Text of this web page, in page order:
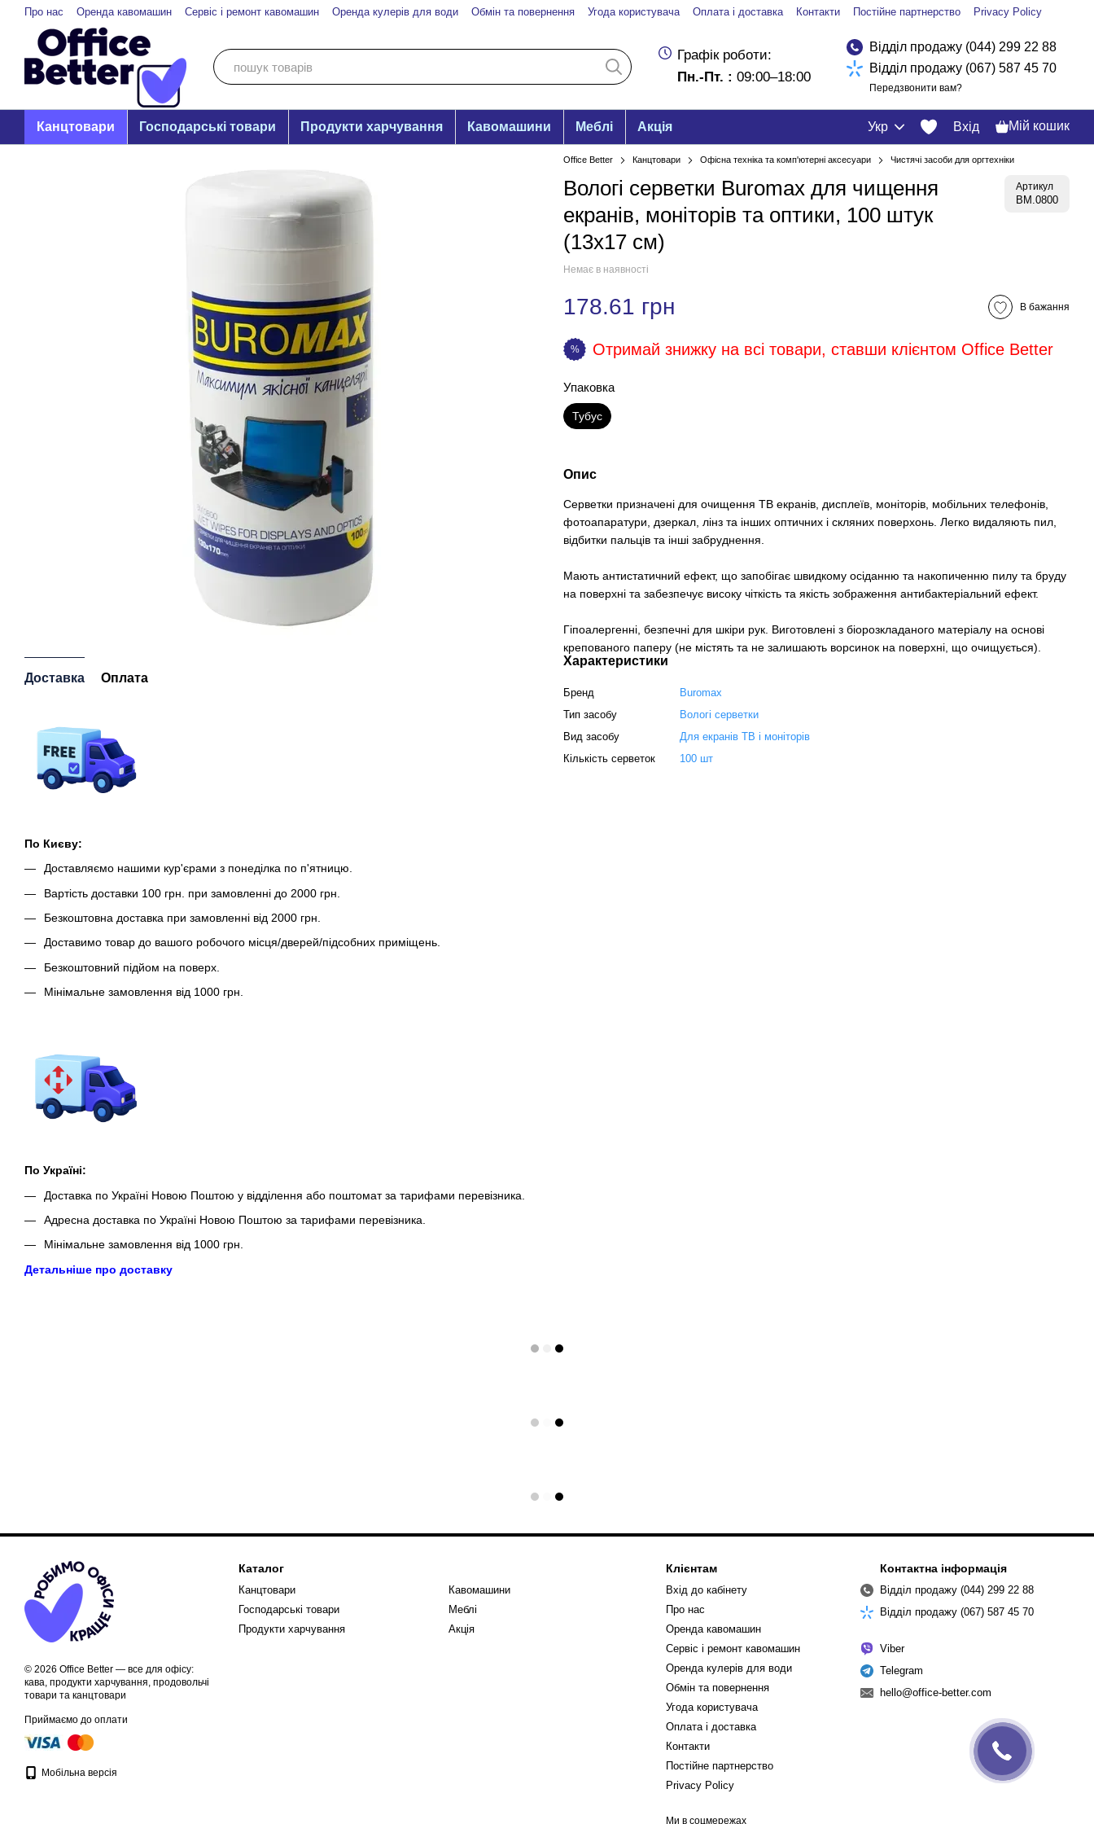
Перейти до основного контенту
Про нас Оренда кавомашин Сервіс і ремонт кавомашин Оренда кулерів для води Обмін та повернення Угода користувача Оплата і доставка Контакти Постійне партнерство Privacy Policy
Графік роботи:
Пн.-Пт. : 09:00–18:00
Відділ продажу (044) 299 22 88
Відділ продажу (067) 587 45 70
Передзвонити вам?
Канцтовари Господарські товари Продукти харчування Кавомашини Меблі Акція Укр Вхід Мій кошик
Доставка Оплата
По Києву:
Доставляємо нашими кур'єрами з понеділка по п'ятницю.
Вартість доставки 100 грн. при замовленні до 2000 грн.
Безкоштовна доставка при замовленні від 2000 грн.
Доставимо товар до вашого робочого місця/дверей/підсобних приміщень.
Безкоштовний підйом на поверх.
Мінімальне замовлення від 1000 грн.
По Україні:
Доставка по Україні Новою Поштою у відділення або поштомат за тарифами перевізника.
Адресна доставка по Україні Новою Поштою за тарифами перевізника.
Мінімальне замовлення від 1000 грн.
Детальніше про доставку
Office Better Канцтовари Офісна техніка та комп'ютерні аксесуари Чистячі засоби для оргтехніки
Вологі серветки Buromax для чищення
екранів, моніторів та оптики, 100 штук
(13х17 см)
Артикул
BM.0800
Немає в наявності
178.61 грн В бажання
% Отримай знижку на всі товари, ставши клієнтом Office Better
Упаковка
Тубус
Опис
Серветки призначені для очищення ТВ екранів, дисплеїв, моніторів, мобільних телефонів,
фотоапаратури, дзеркал, лінз та інших оптичних і скляних поверхонь. Легко видаляють пил,
відбитки пальців та інші забруднення.
Мають антистатичний ефект, що запобігає швидкому осіданню та накопиченню пилу та бруду
на поверхні та забезпечує високу чіткість та якість зображення антибактеріальний ефект.
Гіпоалергенні, безпечні для шкіри рук. Виготовлені з біорозкладаного матеріалу на основі
крепованого паперу (не містять та не залишають ворсинок на поверхні, що очищується).
Характеристики
Бренд
Buromax
Тип засобу
Вологі серветки
Вид засобу
Для екранів ТВ і моніторів
Кількість серветок
100 шт
© 2026 Office Better — все для офісу:
кава, продукти харчування, продовольчі
товари та канцтовари
Приймаємо до оплати
Мобільна версія
Каталог
Канцтовари
Господарські товари
Продукти харчування
Кавомашини
Меблі
Акція
Клієнтам
Вхід до кабінету
Про нас
Оренда кавомашин
Сервіс і ремонт кавомашин
Оренда кулерів для води
Обмін та повернення
Угода користувача
Оплата і доставка
Контакти
Постійне партнерство
Privacy Policy
Ми в соцмережах
Контактна інформація
Відділ продажу (044) 299 22 88
Відділ продажу (067) 587 45 70
Viber
Telegram
hello@office-better.com